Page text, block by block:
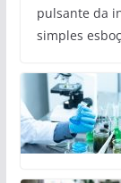
pulsante da
simples